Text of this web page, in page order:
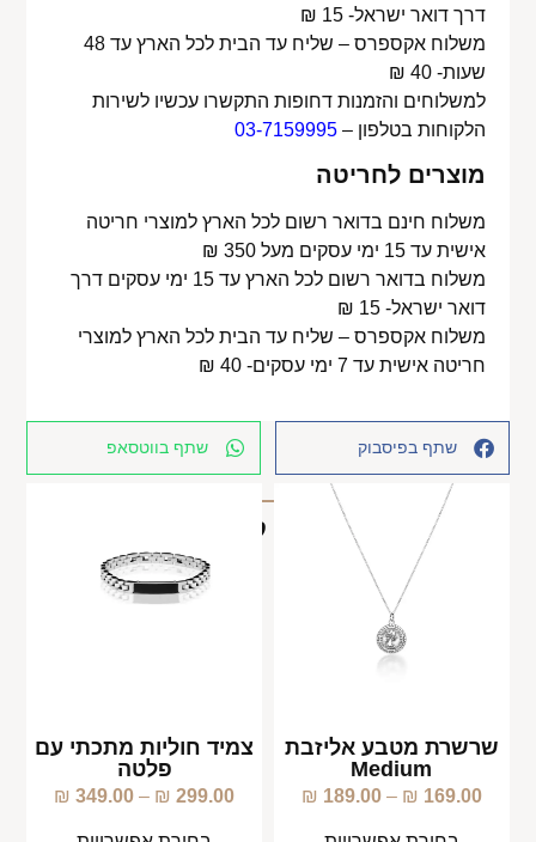
דרך דואר ישראל- 15 ₪
משלוח אקספרס – שליח עד הבית לכל הארץ עד 48
שעות- 40 ₪
למשלוחים והזמנות דחופות התקשרו עכשיו לשירות
הלקוחות בטלפון –03-7159995
מוצרים לחריטה
משלוח חינם בדואר רשום לכל הארץ למוצרי חריטה
אישית עד 15 ימי עסקים מעל 350 ₪
משלוח בדואר רשום לכל הארץ עד 15 ימי עסקים דרך
דואר ישראל- 15 ₪
משלוח אקספרס – שליח עד הבית לכל הארץ למוצרי
חריטה אישית עד 7 ימי עסקים- 40 ₪
שתף בפיסבוק שתף בווטסאפ
מוצרים קשורים
שרשרת מטבע אליזבת
Medium
169.00
₪
–
189.00
₪
צמיד חוליות מתכתי עם
פלטה
299.00
₪
–
349.00
₪